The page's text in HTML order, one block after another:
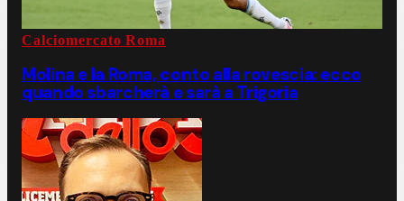
Calciomercato Roma
Molina e la Roma, conto alla rovescia: ecco
quando sbarcherà e sarà a Trigoria